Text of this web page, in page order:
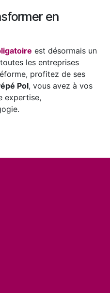
en
est désormais un
les entreprises
profitez de ses
Pol, vous avez à vos
expertise,